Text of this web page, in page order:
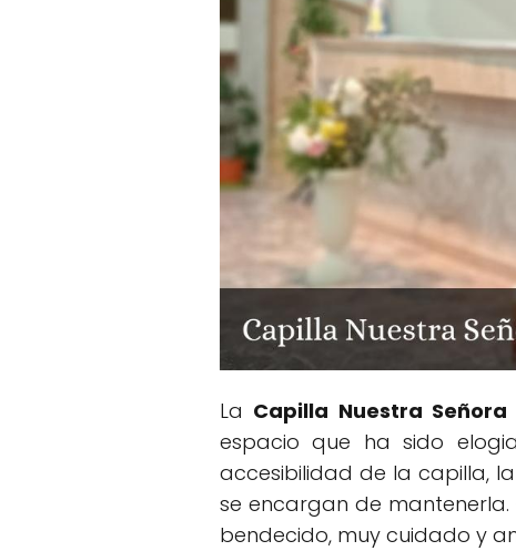
La Capilla Nuestra Señora
espacio que ha sido
accesibilidad de la capilla,
se encargan de
bendecido, muy cuidado y